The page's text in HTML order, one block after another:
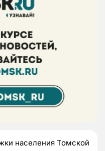
населения Томской